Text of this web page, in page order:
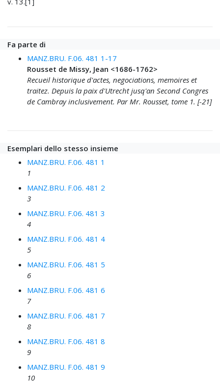
Fa parte di
MANZ.BRU. F.06. 481 1-17
Rousset de Missy, Jean <1686-1762>
Recueil historique d'actes, negociations, memoires et
traitez. Depuis la paix d'Utrecht jusq'an Second Congres
de Cambray inclusivement. Par Mr. Rousset, tome 1. [-21]
Esemplari dello stesso insieme
MANZ.BRU. F.06. 481 1
1
MANZ.BRU. F.06. 481 2
3
MANZ.BRU. F.06. 481 3
4
MANZ.BRU. F.06. 481 4
5
MANZ.BRU. F.06. 481 5
6
MANZ.BRU. F.06. 481 6
7
MANZ.BRU. F.06. 481 7
8
MANZ.BRU. F.06. 481 8
9
MANZ.BRU. F.06. 481 9
10